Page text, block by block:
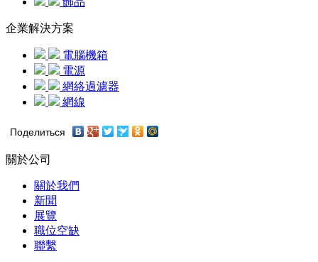
企業解決方案
電腦機箱
電源
網絡過濾器
網線
Поделиться
關於公司
關於我們
新聞
展覽
職位空缺
聯繫